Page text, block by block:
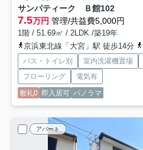
サンパティーク Ｂ館102
7.5万円 管理/共益費5,000円
1階 / 51.69㎡ / 2LDK /築19年
京浜東北線「大宮」駅 徒歩14分
バス・トイレ別 室内洗濯機置場
フローリング
電気有
敷礼0 即入居可 パノラマ
アパート